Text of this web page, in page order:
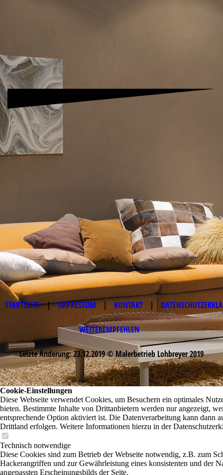
STARTSEITE | IMPRESSUM | KONTAKT |
WEITEREMPFEHLEN
Letzte Änderung: 23.12.2019 © Malerbetrieb Lohbreyer 2019
Cookie-Einstellungen
Diese Webseite verwendet Cookies, um Besuchern ein optimales
bieten. Bestimmte Inhalte von Drittanbietern werden nur angezeigt,
entsprechende Option aktiviert ist. Die Datenverarbeitung kann dann
Drittland erfolgen. Weitere Informationen hierzu in der
Technisch notwendige
Diese Cookies sind zum Betrieb der Webseite notwendig, z.B. zum
Hackerangriffen und zur Gewährleistung eines konsistenten und der
angepassten Erscheinungsbilds der Seite.